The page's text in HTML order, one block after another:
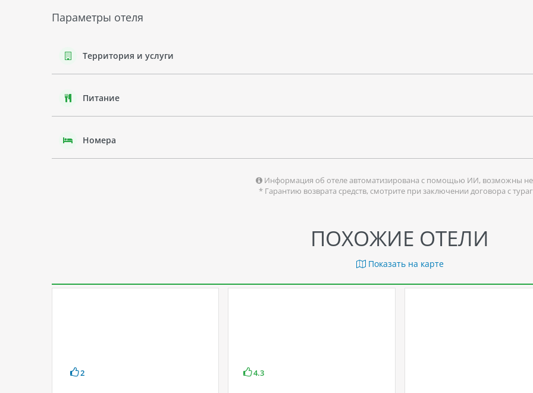
Параметры отеля
Территория и услуги
Питание
Номера
Информация об отеле автоматизирована с помощью ИИ, возможны
* Гарантию возврата средств, смотрите при заключении договора с
ПОХОЖИЕ ОТЕЛИ
Показать на карте
2 4.3